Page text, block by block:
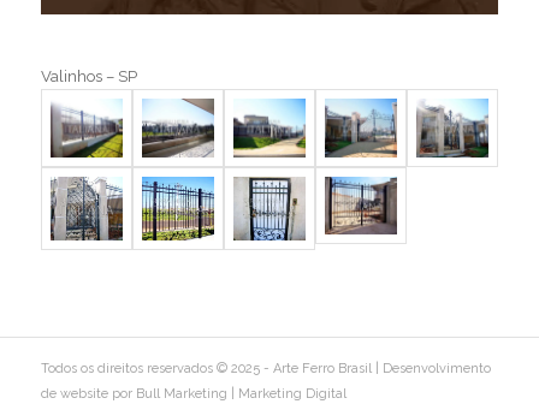
Valinhos – SP
Todos os direitos reservados © 2025 - Arte Ferro Brasil |
Desenvolvimento
de website por Bull Marketing
Marketing Digital